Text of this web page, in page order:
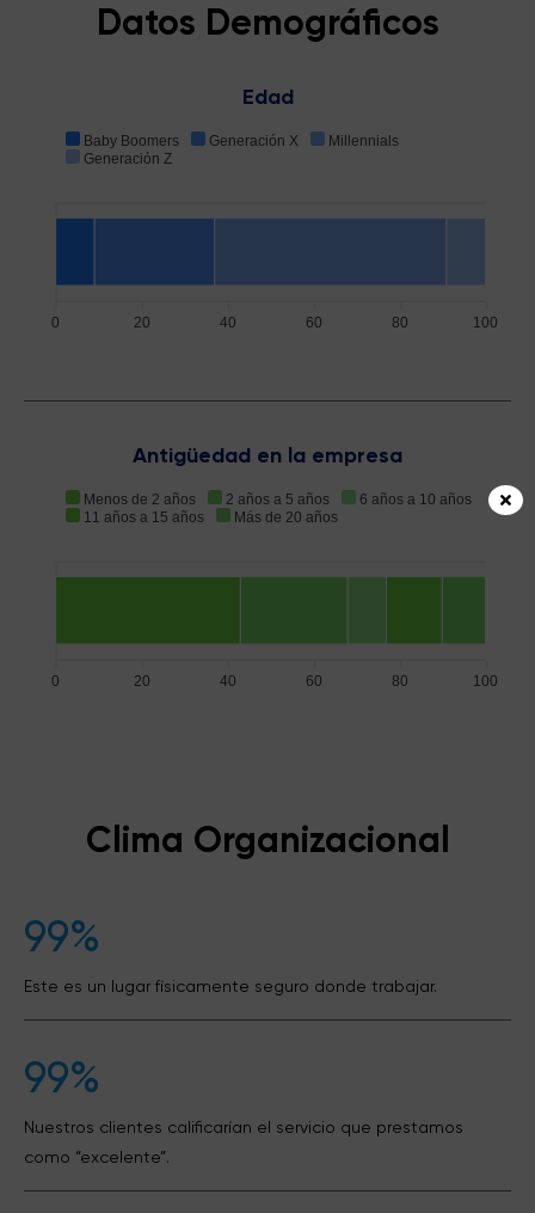
Datos Demográficos
Edad
Baby Boomers Generación X
Millennials
Generación Z
100
80
60
40
20
0
Antigüedad en la empresa
Menos de 2 años 2 años a 5 años
6 años a 10 años
11 años a 15 años
Más de 20 años
100
80
60
40
20
0
Clima Organizacional
99%
Este es un lugar físicamente seguro donde trabajar.
99%
Nuestros clientes calificarían el servicio que prestamos
como “excelente”.